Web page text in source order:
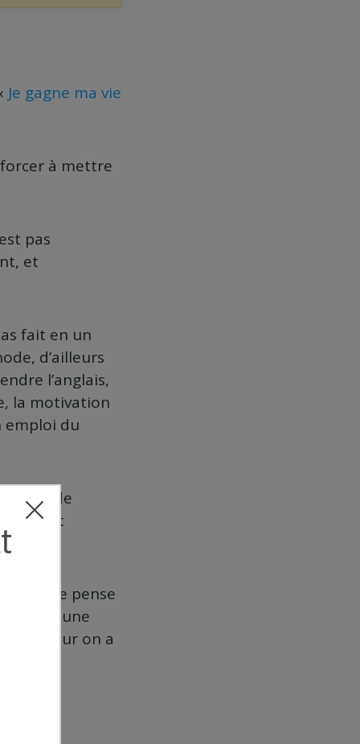
Je gagne ma vie
à mettre
pas
et
fait en un
d’ailleurs
l’anglais,
la motivation
emploi du
bout de
parlait
façon je pense
en fait une
jour on a